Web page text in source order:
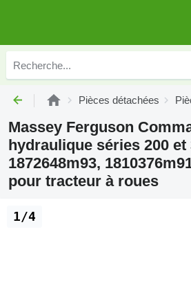
Pièces détachées
Massey Ferguson
hydraulique séries 200 et
1872648m93,
pour tracteur à roues
1/4